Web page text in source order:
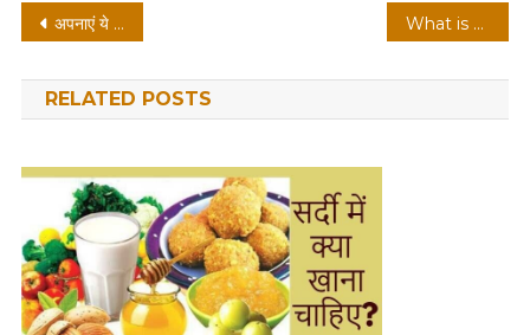
Post
navigation
अपनाएं ये सोमवार का व्रत ,यदि आपकी शादी नहीं हो रही, घर में लड़ाई झगड़ा आदि ? What is SMO? What is SMO in Digital Marketing in Hindi
RELATED POSTS